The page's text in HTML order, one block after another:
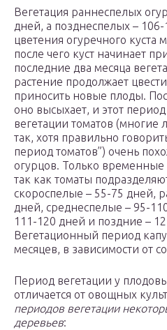
Вегетация раннеспелых
дней, а позднеспелых –
цветения огуречного куста
после чего куст начинает
последние два месяца
растение продолжает
приносить новые плоды.
оно высыхает, и этот период
вегетации томатов (многие
так, хотя правильно
период томатов”) очень
огурцов. Только
так как томаты
скороспелые – 55-75 дней,
дней, среднеспелые – 95-
111-120 дней и поздние –
Вегетационный период
месяцев, в зависимости от
Период вегетации у
отличается от овощных
периодов вегетации
деревьев: